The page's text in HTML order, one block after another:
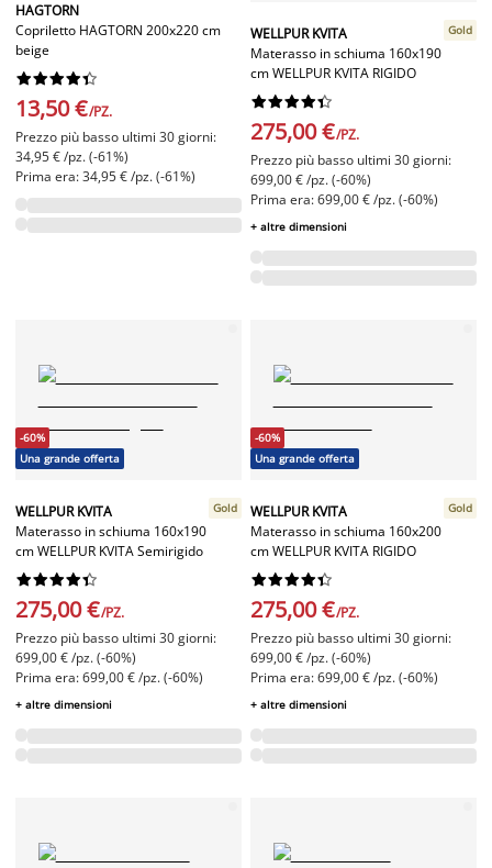
HAGTORN
Copriletto HAGTORN 200x220 cm
beige






13,50 €/PZ.
Prezzo più basso ultimi 30 giorni:
34,95 € /pz. (-61%)
Prima era: 34,95 € /pz. (-61%)
WELLPUR KVITA
Materasso in schiuma 160x190
cm WELLPUR KVITA RIGIDO
Gold






275,00 €/PZ.
Prezzo più basso ultimi 30 giorni:
699,00 € /pz. (-60%)
Prima era: 699,00 € /pz. (-60%)
+ altre dimensioni
-60%
Una grande offerta
WELLPUR KVITA
Materasso in schiuma 160x190
cm WELLPUR KVITA Semirigido
Gold






275,00 €/PZ.
Prezzo più basso ultimi 30 giorni:
699,00 € /pz. (-60%)
Prima era: 699,00 € /pz. (-60%)
+ altre dimensioni
-60%
Una grande offerta
WELLPUR KVITA
Materasso in schiuma 160x200
cm WELLPUR KVITA RIGIDO
Gold






275,00 €/PZ.
Prezzo più basso ultimi 30 giorni:
699,00 € /pz. (-60%)
Prima era: 699,00 € /pz. (-60%)
+ altre dimensioni